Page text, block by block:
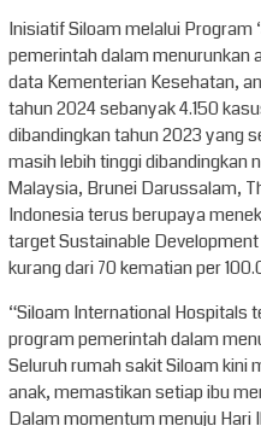
Inisiatif Siloam melalui Program
pemerintah dalam menurunkan
data Kementerian Kesehatan,
tahun 2024 sebanyak 4.150
dibandingkan tahun 2023 yang
masih lebih tinggi dibandingkan
Malaysia, Brunei Darussalam,
Indonesia terus berupaya
target Sustainable
kurang dari 70 kematian per
“Siloam International Hospitals
program pemerintah dalam
Seluruh rumah sakit Siloam kini
anak, memastikan setiap ibu
Dalam momentum menuju Hari